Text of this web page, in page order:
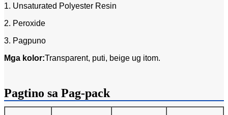
1. Unsaturated Polyester Resin
2. Peroxide
3. Pagpuno
Mga kolor:Transparent, puti, beige ug itom.
Pagtino sa Pag-pack